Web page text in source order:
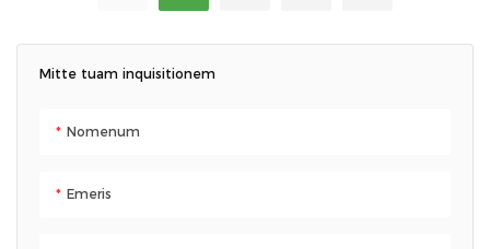
Mitte tuam inquisitionem
Nomenum
Emeris